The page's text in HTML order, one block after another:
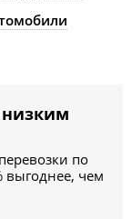
низким
по
выгоднее, чем